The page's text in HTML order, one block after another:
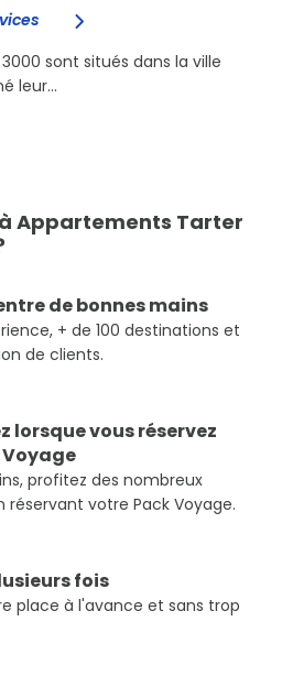
sont situés dans la ville
leur...
Appartements Tarter
de bonnes mains
+ de 100 destinations et
de clients.
lorsque vous réservez
profitez des nombreux
réservant votre Pack Voyage.
fois
place à l'avance et sans trop